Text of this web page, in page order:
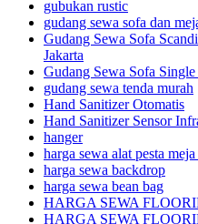
gubukan rustic
gudang sewa sofa dan
Gudang Sewa Sofa
Jakarta
Gudang Sewa Sofa
gudang sewa tenda murah
Hand Sanitizer Otomatis
Hand Sanitizer Sensor
hanger
harga sewa alat pesta
harga sewa backdrop
harga sewa bean bag
HARGA SEWA
HARGA SEWA